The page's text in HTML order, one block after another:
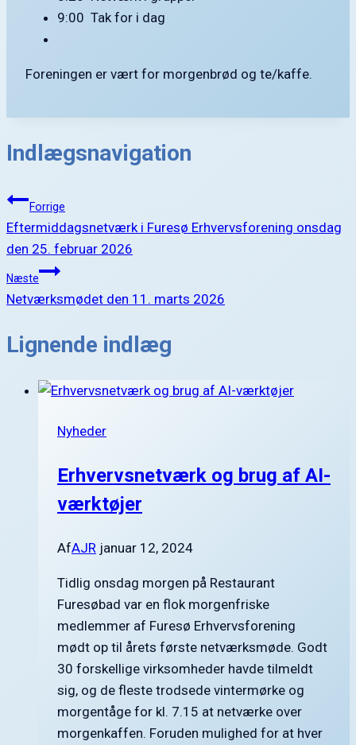
9:00 Tak for i dag
Foreningen er vært for morgenbrød og te/kaffe.
Indlægsnavigation
Forrige
Eftermiddagsnetværk i Furesø Erhvervsforening onsdag
den 25. februar 2026
Næste
Netværksmødet den 11. marts 2026
Lignende indlæg
Nyheder
Erhvervsnetværk og brug af AI-
værktøjer
AfAJR januar 12, 2024
Tidlig onsdag morgen på Restaurant
Furesøbad var en flok morgenfriske
medlemmer af Furesø Erhvervsforening
mødt op til årets første netværksmøde. Godt
30 forskellige virksomheder havde tilmeldt
sig, og de fleste trodsede vintermørke og
morgentåge for kl. 7.15 at netværke over
morgenkaffen. Foruden mulighed for at hver